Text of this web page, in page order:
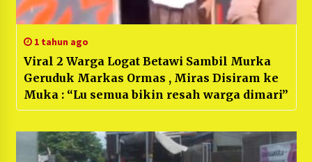
1 tahun ago
Viral 2 Warga Logat Betawi Sambil Murka
Geruduk Markas Ormas , Miras Disiram ke
Muka : “Lu semua bikin resah warga dimari”